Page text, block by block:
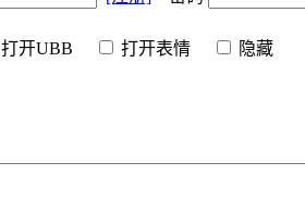
打开UBB 打开表情 隐